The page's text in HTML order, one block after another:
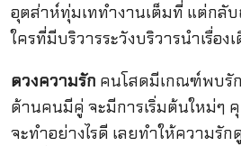
อุตส่าห์ทุ่มเททำงานเต็มที่ แต่กลั
ใครที่มีบริวารระวังบริวารนำเรื่อง
ดวงความรัก คนโสดมีเกณฑ์พบรั
ด้านคนมีคู่ จะมีการเริ่มต้นใหม่ๆ
จะทำอย่างไรดี เลยทำให้ความรั